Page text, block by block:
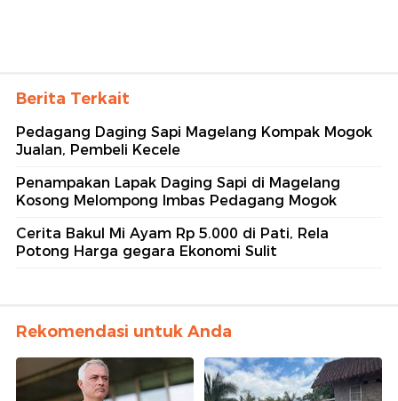
Berita Terkait
Pedagang Daging Sapi Magelang Kompak Mogok
Jualan, Pembeli Kecele
Penampakan Lapak Daging Sapi di Magelang
Kosong Melompong Imbas Pedagang Mogok
Cerita Bakul Mi Ayam Rp 5.000 di Pati, Rela
Potong Harga gegara Ekonomi Sulit
Rekomendasi untuk Anda